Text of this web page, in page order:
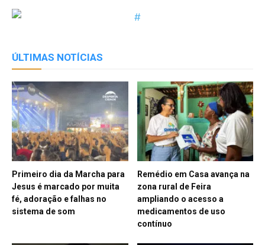
ÚLTIMAS NOTÍCIAS
Primeiro dia da Marcha para
Jesus é marcado por muita
fé, adoração e falhas no
sistema de som
Remédio em Casa avança na
zona rural de Feira
ampliando o acesso a
medicamentos de uso
contínuo